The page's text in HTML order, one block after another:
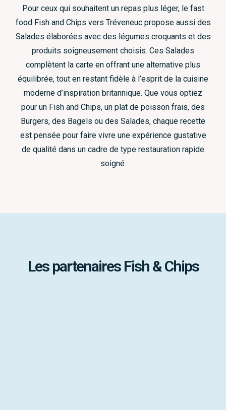
Pour ceux qui souhaitent un repas plus léger, le fast
food Fish and Chips vers Tréveneuc propose aussi des
Salades élaborées avec des légumes croquants et des
produits soigneusement choisis. Ces Salades
complètent la carte en offrant une alternative plus
équilibrée, tout en restant fidèle à l’esprit de la cuisine
moderne d’inspiration britannique. Que vous optiez
pour un Fish and Chips, un plat de poisson frais, des
Burgers, des Bagels ou des Salades, chaque recette
est pensée pour faire vivre une expérience gustative
de qualité dans un cadre de type restauration rapide
soigné.
Les partenaires Fish & Chips